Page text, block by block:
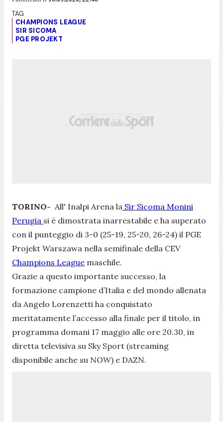
CHAMPIONS LEAGUE
SIR SICOMA
PGE PROJEKT
TORINO- All' Inalpi Arena la Sir Sicoma Monini
Perugia si è dimostrata inarrestabile e ha superato
con il punteggio di 3-0 (25-19, 25-20, 26-24) il PGE
Projekt Warszawa nella semifinale della CEV
Champions League maschile.
Grazie a questo importante successo, la
formazione campione d’Italia e del mondo allenata
da Angelo Lorenzetti ha conquistato
meritatamente l’accesso alla finale per il titolo, in
programma domani 17 maggio alle ore 20.30, in
diretta televisiva su Sky Sport (streaming
disponibile anche su NOW) e DAZN.